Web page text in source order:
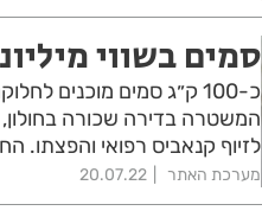
סמים בשווי
כ-100 ק״ג סמים מוכנים
המשטרה בדירה שכורה
לזיוף קנאביס רפואי
מערכת האתר 20.07.22